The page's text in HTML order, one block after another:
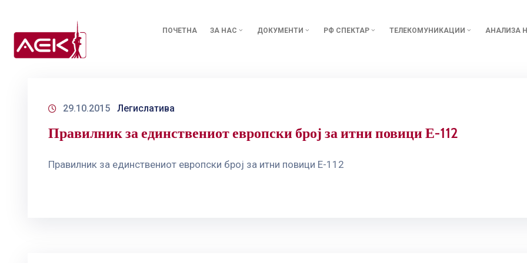
ПОЧЕТНА ЗА НАС ДОКУМЕНТИ РФ СПЕКТАР ТЕЛЕКОМУНИКАЦИИ АНАЛИЗА
29.10.2015 Легислатива
Правилник за единствениот европски број за итни повици Е-112
Правилник за единствениот европски број за итни повици Е-112